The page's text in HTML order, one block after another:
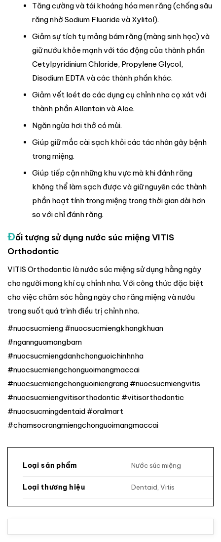
Tăng cường và tái khoáng hóa men răng (chống sâu
răng nhờ Sodium Fluoride và Xylitol).
Giảm sự tích tụ mảng bám răng (màng sinh học) và
giữ nướu khỏe mạnh với tác động của thành phần
Cetylpyridinium Chloride, Propylene Glycol,
Disodium EDTA và các thành phần khác.
Giảm vết loét do các dụng cụ chỉnh nha cọ xát với
thành phần Allantoin và Aloe.
Ngăn ngừa hơi thở có mùi.
Giúp giữ mắc cài sạch khỏi các tác nhân gây bệnh
trong miệng.
Giúp tiếp cận những khu vực mà khi đánh răng
không thể làm sạch được và giữ nguyên các thành
phần hoạt tính trong miệng trong thời gian dài hơn
so với chỉ đánh răng.
Đối tượng sử dụng nước súc miệng VITIS
Orthodontic
VITIS Orthodontic là nước súc miệng sử dụng hằng ngày
cho người mang khí cụ chỉnh nha. Với công thức đặc biệt
cho việc chăm sóc hằng ngày cho răng miệng và nướu
trong suốt quá trình điều trị chỉnh nha.
#nuocsucmieng #nuocsucmiengkhangkhuan
#ngannguamangbam
#nuocsucmiengdanhchonguoichinhnha
#nuocsucmiengchonguoimangmaccai
#nuocsucmiengchonguoiniengrang #nuocsucmiengvitis
#nuocsucmiengvitisorthodontic #vitisorthodontic
#nuocsucmingdentaid #oralmart
#chamsocrangmiengchonguoimangmaccai
Loại sản phẩm Nước súc miệng
Loại thương hiệu Dentaid, Vitis